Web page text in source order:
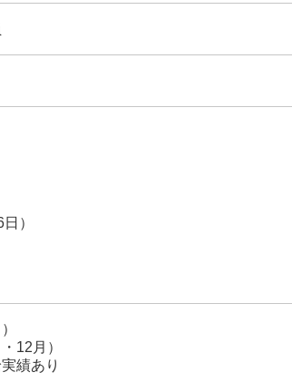
）
12月）
績あり